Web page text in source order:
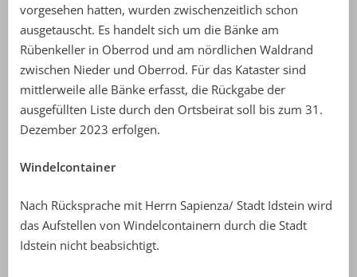
vorgesehen hatten, wurden zwischenzeitlich schon
ausgetauscht. Es handelt sich um die Bänke am
Rübenkeller in Oberrod und am nördlichen Waldrand
zwischen Nieder und Oberrod. Für das Kataster sind
mittlerweile alle Bänke erfasst, die Rückgabe der
ausgefüllten Liste durch den Ortsbeirat soll bis zum 31.
Dezember 2023 erfolgen.
Windelcontainer
Nach Rücksprache mit Herrn Sapienza/ Stadt Idstein wird
das Aufstellen von Windelcontainern durch die Stadt
Idstein nicht beabsichtigt.